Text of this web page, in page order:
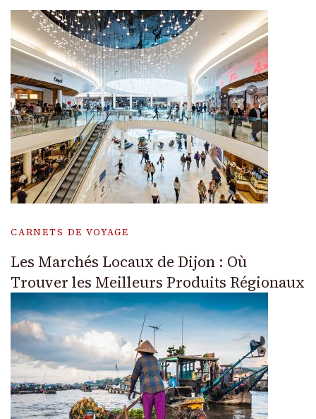
CARNETS DE VOYAGE
Les Marchés Locaux de Dijon : Où
Trouver les Meilleurs Produits Régionaux